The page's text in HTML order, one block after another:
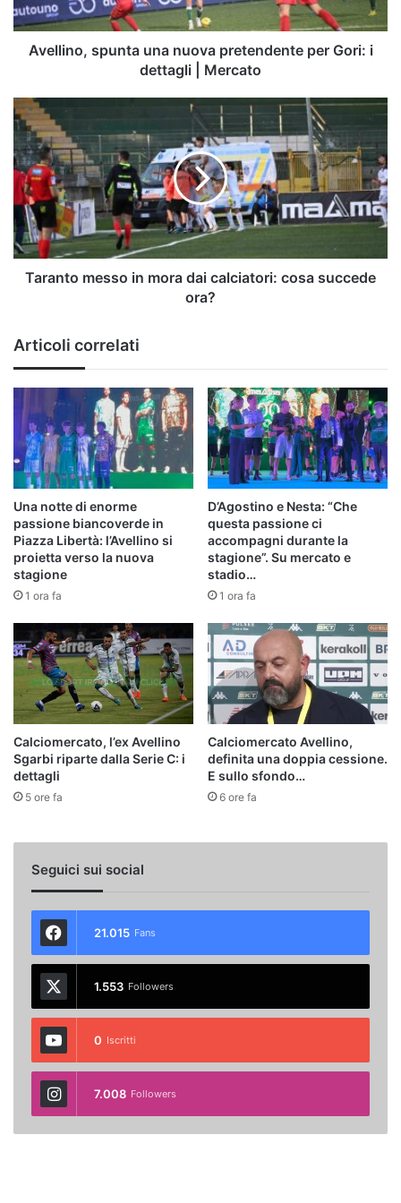
i
dettagli
Avellino, spunta una nuova pretendente per Gori: i
dettagli | Mercato
Taranto
messo
in
mora
dai
calciatori:
cosa
succede
ora?
Taranto messo in mora dai calciatori: cosa succede
ora?
Articoli correlati
Una notte di enorme
passione biancoverde in
Piazza Libertà: l’Avellino si
proietta verso la nuova
stagione
1 ora fa
D’Agostino e Nesta: “Che
questa passione ci
accompagni durante la
stagione”. Su mercato e
stadio…
1 ora fa
Calciomercato, l’ex Avellino
Sgarbi riparte dalla Serie C: i
dettagli
5 ore fa
Calciomercato Avellino,
definita una doppia cessione.
E sullo sfondo…
6 ore fa
Seguici sui social
21.015 Fans
1.553 Followers
0 Iscritti
7.008 Followers